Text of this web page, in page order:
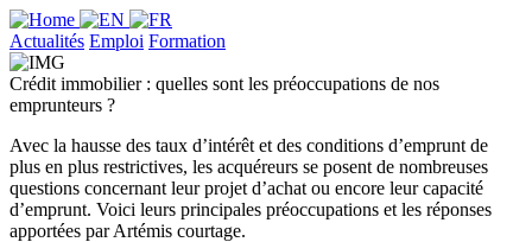
Actualités Emploi Formation
Crédit immobilier : quelles sont les préoccupations de nos
emprunteurs ?
Avec la hausse des taux d’intérêt et des conditions d’emprunt de
plus en plus restrictives, les acquéreurs se posent de nombreuses
questions concernant leur projet d’achat ou encore leur capacité
d’emprunt. Voici leurs principales préoccupations et les réponses
apportées par Artémis courtage.